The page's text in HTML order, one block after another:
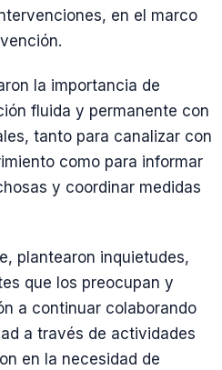
en el marco
la importancia de
fluida y permanente con
tanto para canalizar con
como para informar
y coordinar medidas
plantearon inquietudes,
que los preocupan y
a continuar colaborando
a través de actividades
en la necesidad de